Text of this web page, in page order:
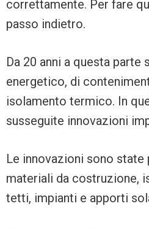
correttamente. Per fare
passo indietro.
Da 20 anni a questa parte
energetico, di
isolamento termico. In
susseguite innovazioni
Le innovazioni sono state
materiali da costruzione,
tetti, impianti e apporti